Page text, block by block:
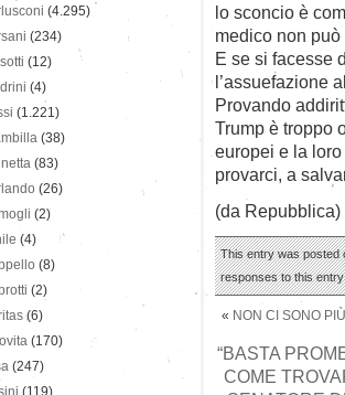
lo sconcio è
medico non
E se si facesse
l’assuefazione
Provando
Trump è troppo
europei e la
provarci, a
(da Repubblica)
This entry was posted
responses to this
« NON CI SONO
“BASTA
COME
(4.295)
(234)
(12)
(4)
(1.221)
(38)
(83)
(26)
(2)
(4)
(8)
(2)
(6)
(170)
(247)
(119)